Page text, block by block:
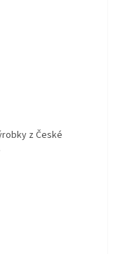
z České